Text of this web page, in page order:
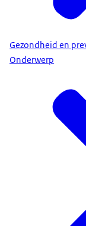
Gezondheid en
Onderwerp